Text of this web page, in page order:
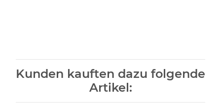
Kunden kauften dazu folgende
Artikel: